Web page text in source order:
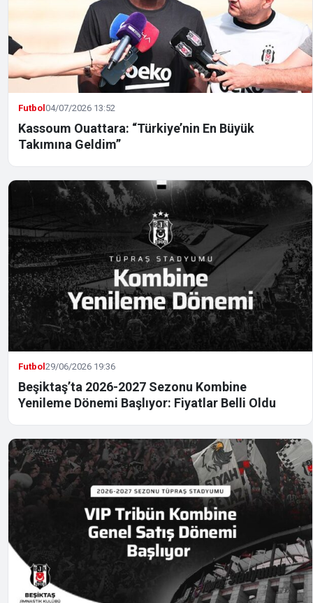
Futbol04/07/2026 13:52
Kassoum Ouattara: “Türkiye’nin En Büyük
Takımına Geldim”
Futbol29/06/2026 19:36
Beşiktaş’ta 2026-2027 Sezonu Kombine
Yenileme Dönemi Başlıyor: Fiyatlar Belli Oldu